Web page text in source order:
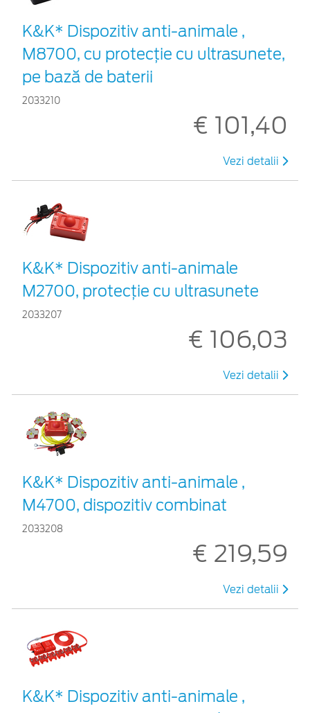
K&K* Dispozitiv anti-animale ,
M8700, cu protecție cu ultrasunete,
pe bază de baterii
2033210
€ 101,40
Vezi detalii
K&K* Dispozitiv anti-animale
M2700, protecție cu ultrasunete
2033207
€ 106,03
Vezi detalii
K&K* Dispozitiv anti-animale ,
M4700, dispozitiv combinat
2033208
€ 219,59
Vezi detalii
K&K* Dispozitiv anti-animale ,